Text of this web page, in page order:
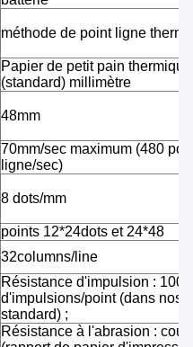
méthode de point ligne
Papier de petit pain
(standard) millimètre
48mm
70mm/sec maximum (480
ligne/sec)
8 dots/mm
points 12*24dots et 24*48
32columns/line
Résistance d'impulsion : 100
d'impulsions/point (dans nos
standard) ;
Résistance à l'abrasion :